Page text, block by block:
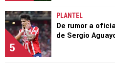
5
PLANTEL
De rumor a
de Sergio